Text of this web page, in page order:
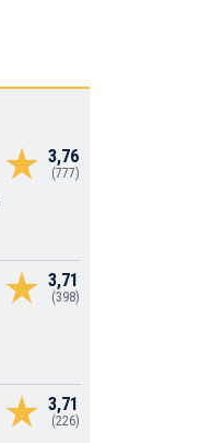
3,76
(777)
3,71
(398)
3,71
(226)